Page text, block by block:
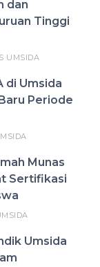
dan
Tinggi
UMSIDA
di Umsida
Periode
Munas
Sertifikasi
Umsida